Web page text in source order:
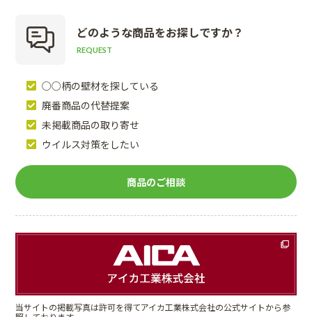
どのような商品をお探しですか？
REQUEST
○○柄の壁材を探している
廃番商品の代替提案
未掲載商品の取り寄せ
ウイルス対策をしたい
商品のご相談
当サイトの掲載写真は許可を得てアイカ工業株式会社の公式サイトから参